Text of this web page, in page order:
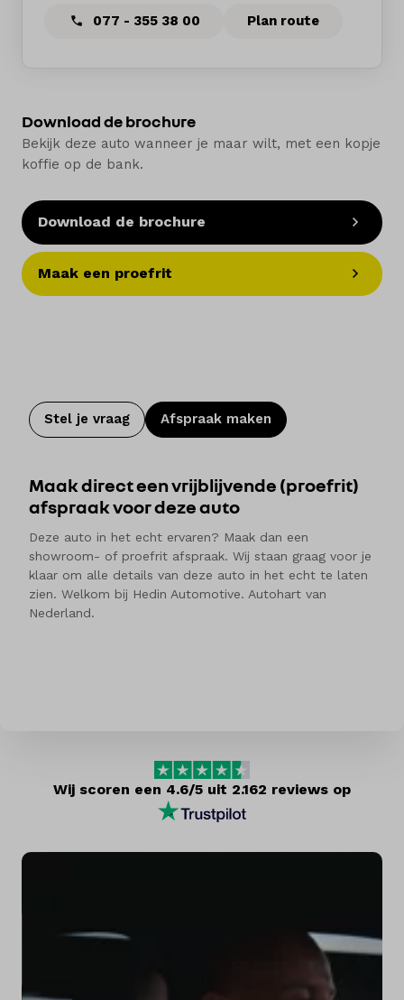
077 - 355 38 00 Plan route
Download de brochure
Bekijk deze auto wanneer je maar wilt, met een kopje
koffie op de bank.
Download de brochure
Maak een proefrit
Stel je vraag Afspraak maken
Maak direct een vrijblijvende (proefrit)
afspraak voor deze auto
Deze auto in het echt ervaren? Maak dan een
showroom- of proefrit afspraak. Wij staan graag voor je
klaar om alle details van deze auto in het echt te laten
zien. Welkom bij Hedin Automotive. Autohart van
Nederland.
Wij scoren een 4.6/5 uit 2.162 reviews op